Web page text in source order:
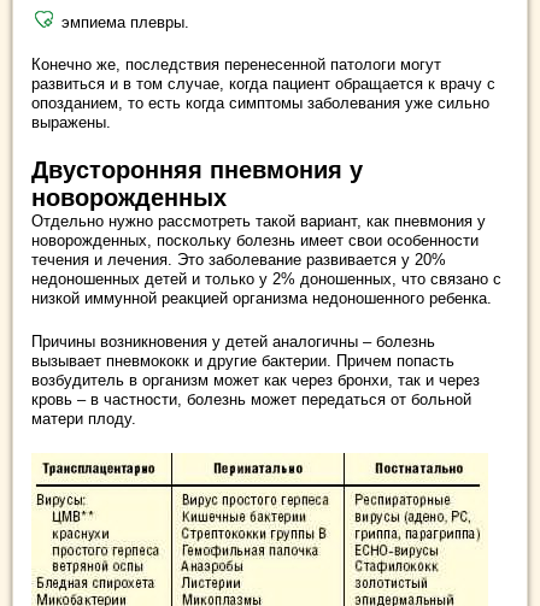
эмпиема плевры.
Конечно же, последствия перенесенной патологи могут
развиться и в том случае, когда пациент обращается к врачу с
опозданием, то есть когда симптомы заболевания уже сильно
выражены.
Двусторонняя пневмония у
новорожденных
Отдельно нужно рассмотреть такой вариант, как пневмония у
новорожденных, поскольку болезнь имеет свои особенности
течения и лечения. Это заболевание развивается у 20%
недоношенных детей и только у 2% доношенных, что связано с
низкой иммунной реакцией организма недоношенного ребенка.
Причины возникновения у детей аналогичны – болезнь
вызывает пневмококк и другие бактерии. Причем попасть
возбудитель в организм может как через бронхи, так и через
кровь – в частности, болезнь может передаться от больной
матери плоду.